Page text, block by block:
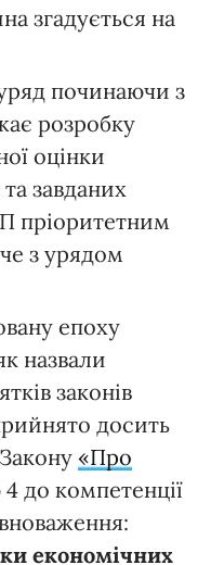
згадується на
починаючи з
розробку
оцінки
завданих
пріоритетним
з урядом
епоху
назвали
законів
досить
«Про
до компетенції
економічних